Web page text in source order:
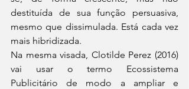
destituída de sua função persuasiva,
mesmo que dissimulada. Está cada vez
mais hibridizada.
Na mesma visada, Clotilde Perez (2016)
vai usar o termo Ecossistema
Publicitário de modo a ampliar e